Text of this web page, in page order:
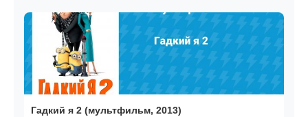
Гадкий я 2 (мультфильм, 2013)